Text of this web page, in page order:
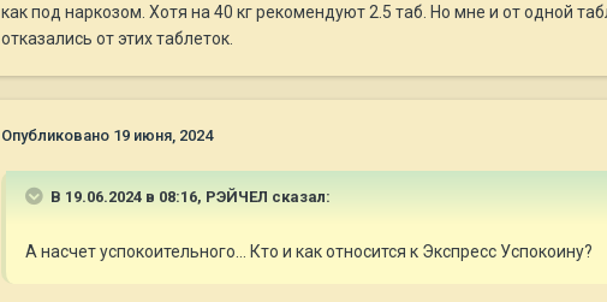
как под наркозом. Хотя на 40 кг рекомендуют 2.5 таб. Но мне и от одной
отказались от этих таблеток.
Опубликовано 19 июня, 2024
В 19.06.2024 в 08:16, РЭЙЧЕЛ сказал:
А насчет успокоительного... Кто и как относится к Экспресс Успокоину?